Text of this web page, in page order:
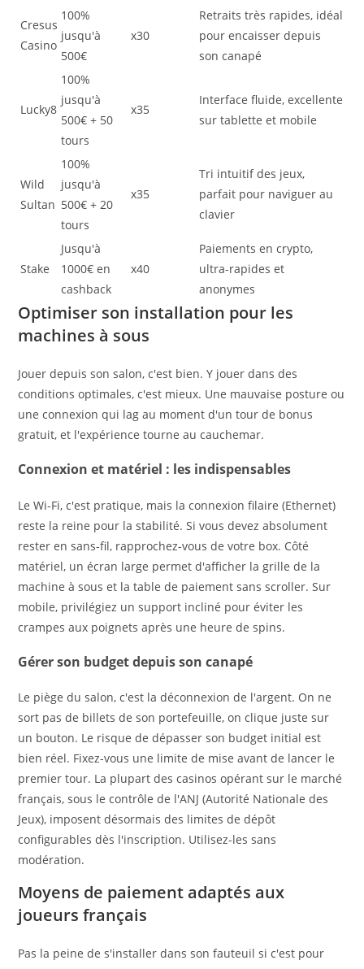
Cresus
Casino
100%
jusqu'à
500€
x30
Retraits très rapides, idéal
pour encaisser depuis
son canapé
Lucky8
100%
jusqu'à
500€ + 50
tours
x35
Interface fluide, excellente
sur tablette et mobile
Wild
Sultan
100%
jusqu'à
500€ + 20
tours
x35
Tri intuitif des jeux,
parfait pour naviguer au
clavier
Stake
Jusqu'à
1000€ en
cashback
x40
Paiements en crypto,
ultra-rapides et
anonymes
Optimiser son installation pour les
machines à sous
Jouer depuis son salon, c'est bien. Y jouer dans des
conditions optimales, c'est mieux. Une mauvaise posture ou
une connexion qui lag au moment d'un tour de bonus
gratuit, et l'expérience tourne au cauchemar.
Connexion et matériel : les indispensables
Le Wi-Fi, c'est pratique, mais la connexion filaire (Ethernet)
reste la reine pour la stabilité. Si vous devez absolument
rester en sans-fil, rapprochez-vous de votre box. Côté
matériel, un écran large permet d'afficher la grille de la
machine à sous et la table de paiement sans scroller. Sur
mobile, privilégiez un support incliné pour éviter les
crampes aux poignets après une heure de spins.
Gérer son budget depuis son canapé
Le piège du salon, c'est la déconnexion de l'argent. On ne
sort pas de billets de son portefeuille, on clique juste sur
un bouton. Le risque de dépasser son budget initial est
bien réel. Fixez-vous une limite de mise avant de lancer le
premier tour. La plupart des casinos opérant sur le marché
français, sous le contrôle de l'ANJ (Autorité Nationale des
Jeux), imposent désormais des limites de dépôt
configurables dès l'inscription. Utilisez-les sans
modération.
Moyens de paiement adaptés aux
joueurs français
Pas la peine de s'installer dans son fauteuil si c'est pour